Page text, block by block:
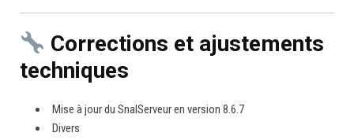
Corrections et ajustements
techniques
Mise à jour du SnalServeur en version 8.6.7
Divers